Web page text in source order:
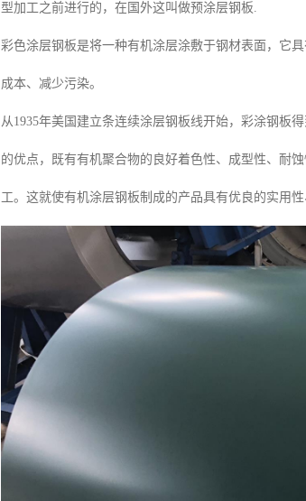
型加工之前进行的，在国外这叫做预涂层钢板.
彩色涂层钢板是将一种有机涂层涂敷于钢材表面，它
成本、减少污染。
从1935年美国建立条连续涂层钢板线开始，彩涂钢板
的优点，既有有机聚合物的良好着色性、成型性、耐
工。这就使有机涂层钢板制成的产品具有优良的实用性